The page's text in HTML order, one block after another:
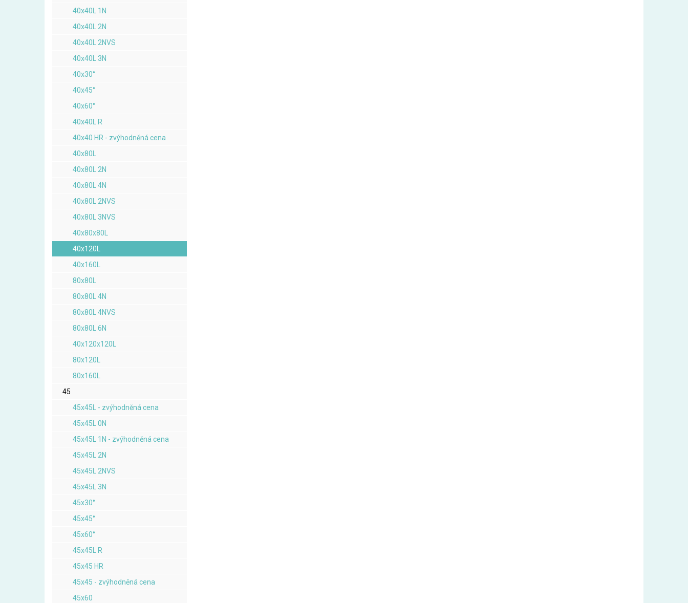
40x40L 1N
40x40L 2N
40x40L 2NVS
40x40L 3N
40x30°
40x45°
40x60°
40x40L R
40x40 HR - zvýhodněná cena
40x80L
40x80L 2N
40x80L 4N
40x80L 2NVS
40x80L 3NVS
40x80x80L
40x120L
40x160L
80x80L
80x80L 4N
80x80L 4NVS
80x80L 6N
40x120x120L
80x120L
80x160L
45
45x45L - zvýhodněná cena
45x45L 0N
45x45L 1N - zvýhodněná cena
45x45L 2N
45x45L 2NVS
45x45L 3N
45x30°
45x45°
45x60°
45x45L R
45x45 HR
45x45 - zvýhodněná cena
45x60